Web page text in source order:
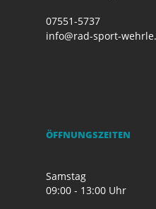
07551-5737
info@rad-sport-
ÖFFNUNGSZEITEN
Samstag
09:00 - 13:00 Uhr